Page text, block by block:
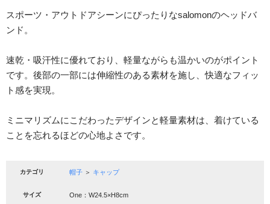
スポーツ・アウトドアシーンにぴったりなsalomonのヘッドバ
ンド。
速乾・吸汗性に優れており、軽量ながらも温かいのがポイント
です。後部の一部には伸縮性のある素材を施し、快適なフィッ
ト感を実現。
ミニマリズムにこだわったデザインと軽量素材は、着けている
ことを忘れるほどの心地よさです。
カテゴリ 帽子 ＞ キャップ
サイズ One：W24.5×H8cm